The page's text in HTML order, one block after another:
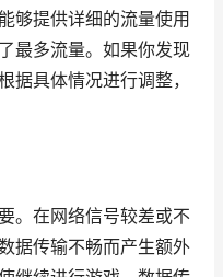
够提供详细的流量使用
最多流量。如果你发现
据具体情况进行调整，
。在网络信号较差或不
据传输不畅而产生额外